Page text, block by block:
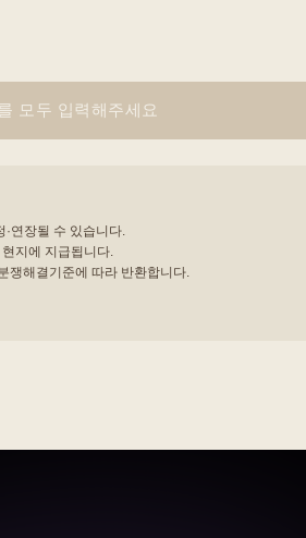
모두 입력해주세요
연장될 수 있습니다.
지에 지급됩니다.
쟁해결기준에 따라 반환합니다.